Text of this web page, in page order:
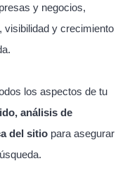
y negocios,
visibilidad y crecimiento
los aspectos de tu
análisis de
del sitio para asegurar